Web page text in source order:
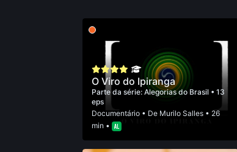
O Viro do Ipiranga
Parte da série: Alegorias do Brasil • 13
eps
Documentário• De Murilo Salles• 26
min •